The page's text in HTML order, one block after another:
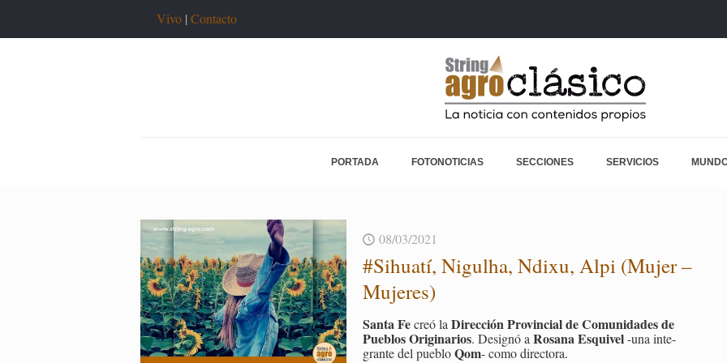
Vivo | Contacto
PORTADA FOTONOTICIAS SECCIONES SERVICIOS
08/03/2021
#Sihua­tí, Ni­gul­ha, Ndixu, Alpi (Mujer –
Mu­je­res)
Santa Fecreó laDi­rec­ción Pro­vin­cial de Co­mu­ni­da­des de
Pue­blos Ori­gi­na­rios. De­sig­nó aRo­sa­na Es­qui­vel-una in­te­
gran­te del pue­bloQom- como di­rec­to­ra.